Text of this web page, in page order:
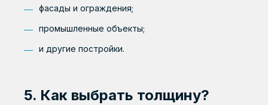
фасады и ограждения;
промышленные объекты;
и другие постройки.
5. Как выбрать толщину?